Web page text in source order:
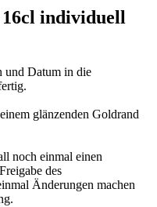
individuell
und Datum in die
glänzenden Goldrand
noch einmal einen
des
Änderungen machen